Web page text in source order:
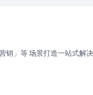
」等 场景打造一站式解